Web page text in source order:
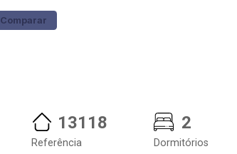
Comparar
13118
Referência
2
Dormitórios